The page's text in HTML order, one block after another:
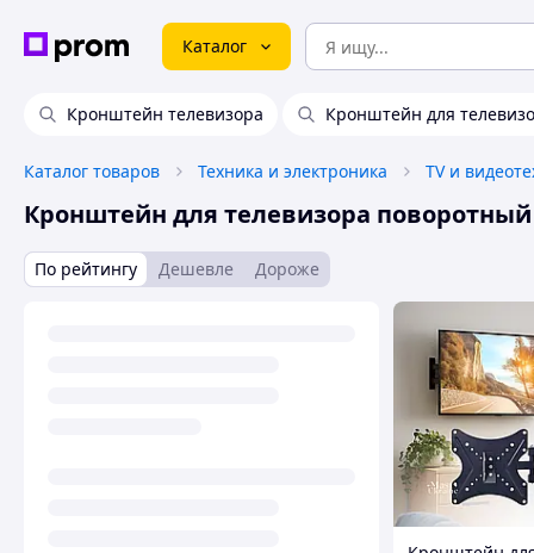
Каталог
Кронштейн телевизора Кронштейн для
Каталог товаров Техника и электроника TV и
Кронштейн для телевизора поворотный
По рейтингу Дешевле Дороже